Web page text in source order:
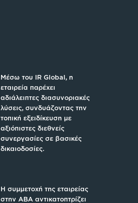
Μέσω του IR Global, η
εταιρεία παρέχει
αδιάλειπτες διασυνοριακές
λύσεις, συνδυάζοντας την
τοπική εξειδίκευση με
αξιόπιστες διεθνείς
συνεργασίες σε βασικές
δικαιοδοσίες.
Η συμμετοχή της εταιρείας
στην ABA αντικατοπτρίζει